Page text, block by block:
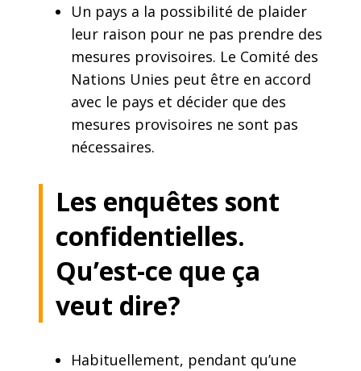
Un pays a la possibilité de plaider
leur raison pour ne pas prendre des
mesures provisoires. Le Comité des
Nations Unies peut être en accord
avec le pays et décider que des
mesures provisoires ne sont pas
nécessaires.
Les enquêtes sont
confidentielles.
Qu’est-ce que ça
veut dire?
Habituellement, pendant qu’une